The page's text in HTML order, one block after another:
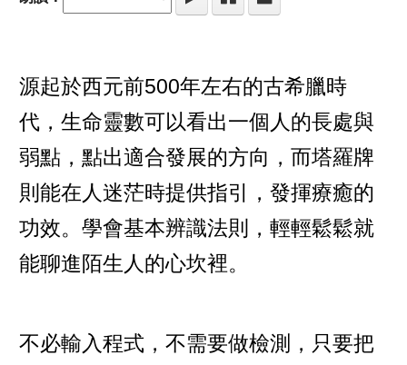
源起於西元前500年左右的古希臘時
代，生命靈數可以看出一個人的長處與
弱點，點出適合發展的方向，而塔羅牌
則能在人迷茫時提供指引，發揮療癒的
功效。學會基本辨識法則，輕輕鬆鬆就
能聊進陌生人的心坎裡。
不必輸入程式，不需要做檢測，只要把